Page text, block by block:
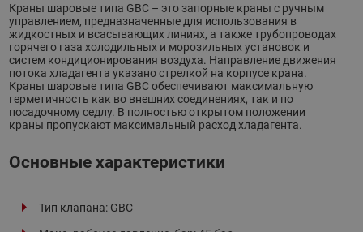
Краны шаровые типа GBC – это запорные краны с ручным
управлением, предназначенные для использования в
жидкостных и всасывающих линиях, а также трубопроводах
горячего газа холодильных и морозильных установок и
систем кондиционирования воздуха. Направление движения
потока хладагента указано стрелкой на корпусе крана.
Краны шаровые типа GBC обеспечивают максимальную
герметичность как во внешних соединениях, так и по
посадочному седлу. В полностью открытом положении
краны пропускают максимальный расход хладагента.
Основные характеристики
Тип клапана: GBC